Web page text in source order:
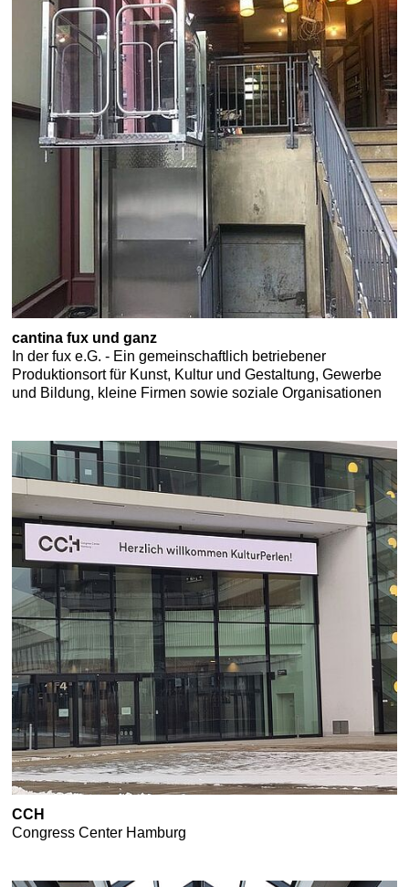
cantina fux und ganz
In der fux e.G. - Ein gemeinschaftlich betriebener
Produktionsort für Kunst, Kultur und Gestaltung, Gewerbe
und Bildung, kleine Firmen sowie soziale Organisationen
CCH
Congress Center Hamburg